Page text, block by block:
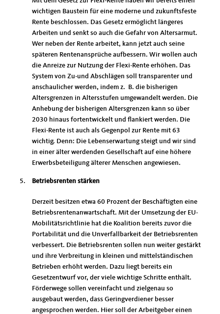
wichtigen Baustein für eine moderne und zukunftsfeste
Rente beschlossen. Das Gesetz ermöglicht längeres
Arbeiten und senkt so auch die Gefahr von Altersarmut.
Wer neben der Rente arbeitet, kann jetzt auch seine
späteren Rentenansprüche aufbessern. Wir wollen auch
die Anreize zur Nutzung der Flexi-Rente erhöhen. Das
System von Zu-und Abschlägen soll transparenter und
anschaulicher werden, indem z. B. die bisherigen
Altersgrenzen in Altersstufen umgewandelt werden. Die
Anhebung der bisherigen Altersgrenzen kann so über
2030 hinaus fortentwickelt und flankiert werden. Die
Flexi-Rente ist auch als Gegenpol zur Rente mit 63
wichtig. Denn: Die Lebenserwartung steigt und wir sind
in einer älter werdenden Gesellschaft auf eine höhere
Erwerbsbeteiligung älterer Menschen angewiesen.
Betriebsrenten stärken
Derzeit besitzen etwa 60 Prozent der Beschäftigten eine
Betriebsrentenanwartschaft. Mit der Umsetzung der EU-
Mobilitätsrichtlinie hat die Koalition bereits zuvor die
Portabilität und die Unverfallbarkeit der Betriebsrenten
verbessert. Die Betriebsrenten sollen nun weiter gestärkt
und ihre Verbreitung in kleinen und mittelständischen
Betrieben erhöht werden. Dazu liegt bereits ein
Gesetzentwurf vor, der viele wichtige Schritte enthält.
Förderwege sollen vereinfacht und zielgenau so
ausgebaut werden, dass Geringverdiener besser
angesprochen werden. Hier soll der Arbeitgeber einen